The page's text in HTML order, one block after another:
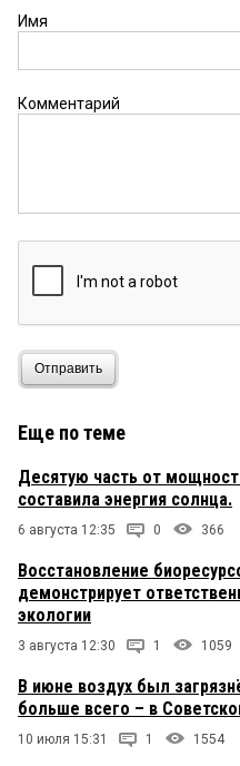
Имя
Комментарий
Отправить
Еще по теме
Десятую часть от
составила энергия солнца.
6 августа 12:35 0 366
Восстановление
демонстрирует
экологии
3 августа 12:30 1 1059
В июне воздух был
больше всего – в
10 июля 15:31 1 1554